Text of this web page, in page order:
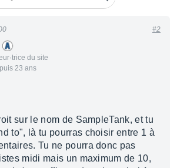
du site
23 ans
#2
sur le nom de SampleTank, et tu
to", là tu pourras choisir entre 1 à
Tu ne pourra donc pas
midi mais un maximum de 10,